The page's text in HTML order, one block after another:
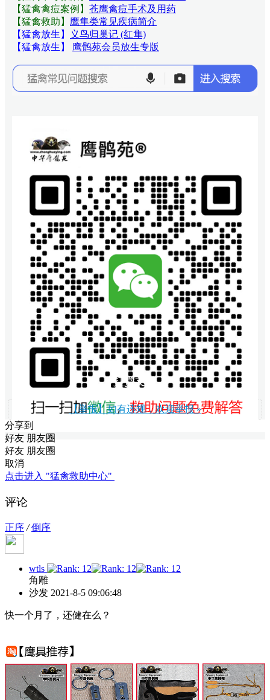
【猛禽禽痘案例】 苍鹰禽痘手术及用药
【猛禽救助】 鹰隼类常见疾病简介
【猛禽放生】
义鸟归巢记 (红隼)
【猛禽放生】
鹰鹘苑会员放生专版
打赏支持
【举报】如有违规，欢迎举报 »
分享到
好友 朋友圈
好友 朋友圈
取消
点击进入 "猛禽救助中心"
评论
正序 / 倒序
wtls
角雕
沙发 2021-8-5 09:06:48
快一个月了，还健在么？